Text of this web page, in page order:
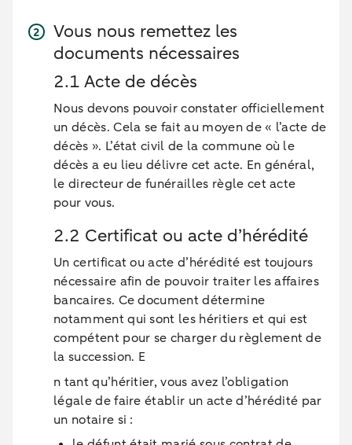
Vous nous remettez les
documents nécessaires
2.1 Acte de décès
Nous devons pouvoir constater officiellement
un décès. Cela se fait au moyen de « l’acte de
décès ». L’état civil de la commune où le
décès a eu lieu délivre cet acte. En général,
le directeur de funérailles règle cet acte
pour vous.
2.2 Certificat ou acte d’hérédité
Un certificat ou acte d’hérédité est toujours
nécessaire afin de pouvoir traiter les affaires
bancaires. Ce document détermine
notamment qui sont les héritiers et qui est
compétent pour se charger du règlement de
la succession. E
n tant qu’héritier, vous avez l’obligation
légale de faire établir un acte d’hérédité par
un notaire si :